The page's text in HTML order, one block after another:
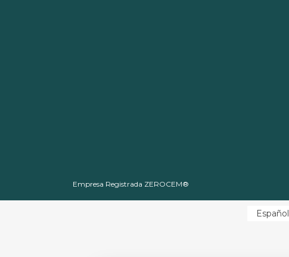
Empresa Registrada ZEROCEM®
Español